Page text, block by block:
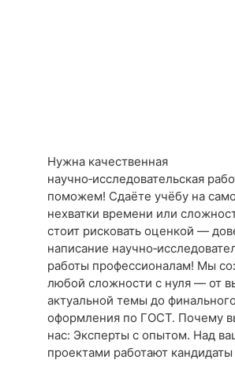
Нужна качественная
научно‑исследовательская
поможем! Сдаёте учёбу на
нехватки времени или
стоит рисковать оценкой —
написание
работы профессионалам! Мы
любой сложности с нуля — от
актуальной темы до финального
оформления по ГОСТ. Почему
нас: Эксперты с опытом. Над
проектами работают кандидаты